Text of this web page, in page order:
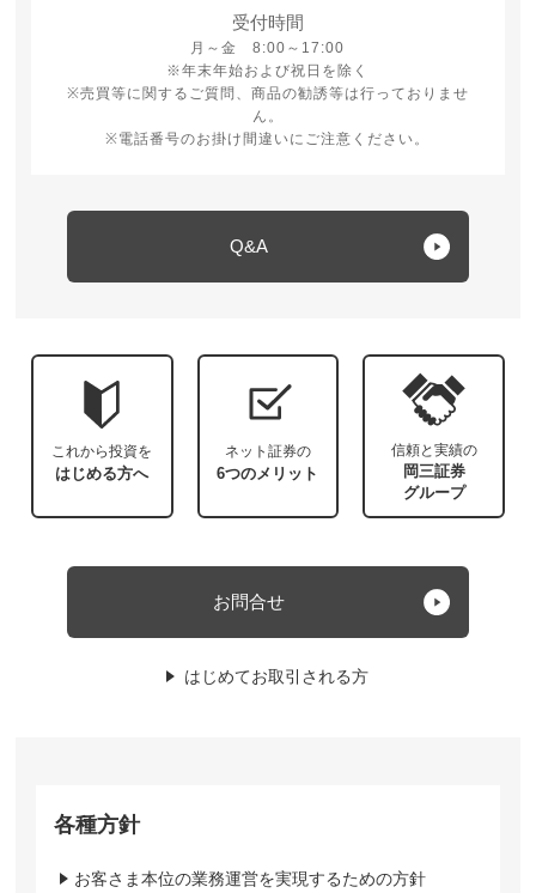
受付時間
月～金 8:00～17:00
月曜日から金曜日 8時から17時
※年末年始および祝日を除く
※売買等に関するご質問、商品の勧誘等は行っておりませ
ん。
※電話番号のお掛け間違いにご注意ください。
Q&A
これから投資を
はじめる方へ
ネット証券の
6つのメリット
信頼と実績の
岡三証券
グループ
お問合せ
はじめてお取引される方
各種方針
お客さま本位の業務運営を実現するための方針